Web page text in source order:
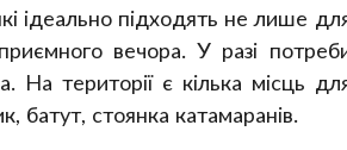
ідеально підходять не лише
вечора. У разі
На території є кілька місць
батут, стоянка катамаранів.